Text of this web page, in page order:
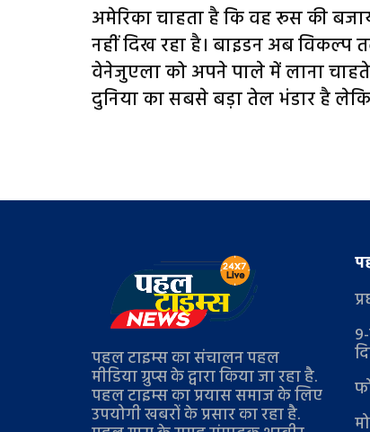
अमेरिका चाहता है कि वह रूस की
नहीं दिख रहा है। बाइडन अब विकल्‍प
वेनेजुएला को अपने पाले में लाना
दुनिया का सबसे बड़ा तेल भंडार है
पहल टाइम्स का संचालन पहल
मीडिया ग्रुप्स के द्वारा किया जा रहा है.
पहल टाइम्स का प्रयास समाज के लिए
उपयोगी खबरों के प्रसार का रहा है.